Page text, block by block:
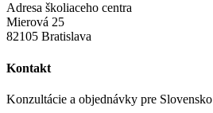
Adresa školiaceho centra
Mierová 25
82105 Bratislava
Kontakt
Konzultácie a objednávky pre Slovensko